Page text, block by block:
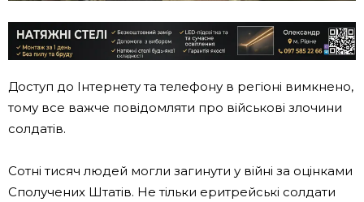
Доступ до Інтернету та телефону в регіоні вимкнено,
тому все важче повідомляти про військові злочини
солдатів.
Сотні тисяч людей могли загинути у війні за оцінками
Сполучених Штатів. Не тільки еритрейські солдати